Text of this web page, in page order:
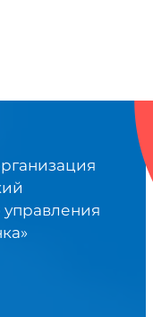
управления